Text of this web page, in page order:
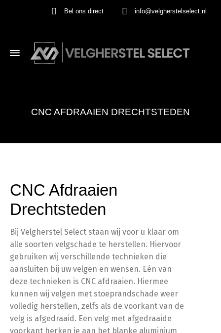
Bel ons direct info@velgherstelselect.nl
CNC AFDRAAIEN DRECHTSTEDEN
CNC Afdraaien
Drechtsteden
Bij Velgherstel Select staan wij voor u klaar om
alle soorten velgschade te herstellen. Hiervoor
gebruiken wij verschillende technieken die
aansluiten bij uw velgen en wensen. Eén van
deze technieken is CNC afdraaien. Hiermee
kunnen wij velgen met stoeprandschade weer
volledig herstellen, zelfs als de voorkant van de
velg is afgedraaid. Een velg met afgedraaide
voorkant herken je aan het blanke aluminium